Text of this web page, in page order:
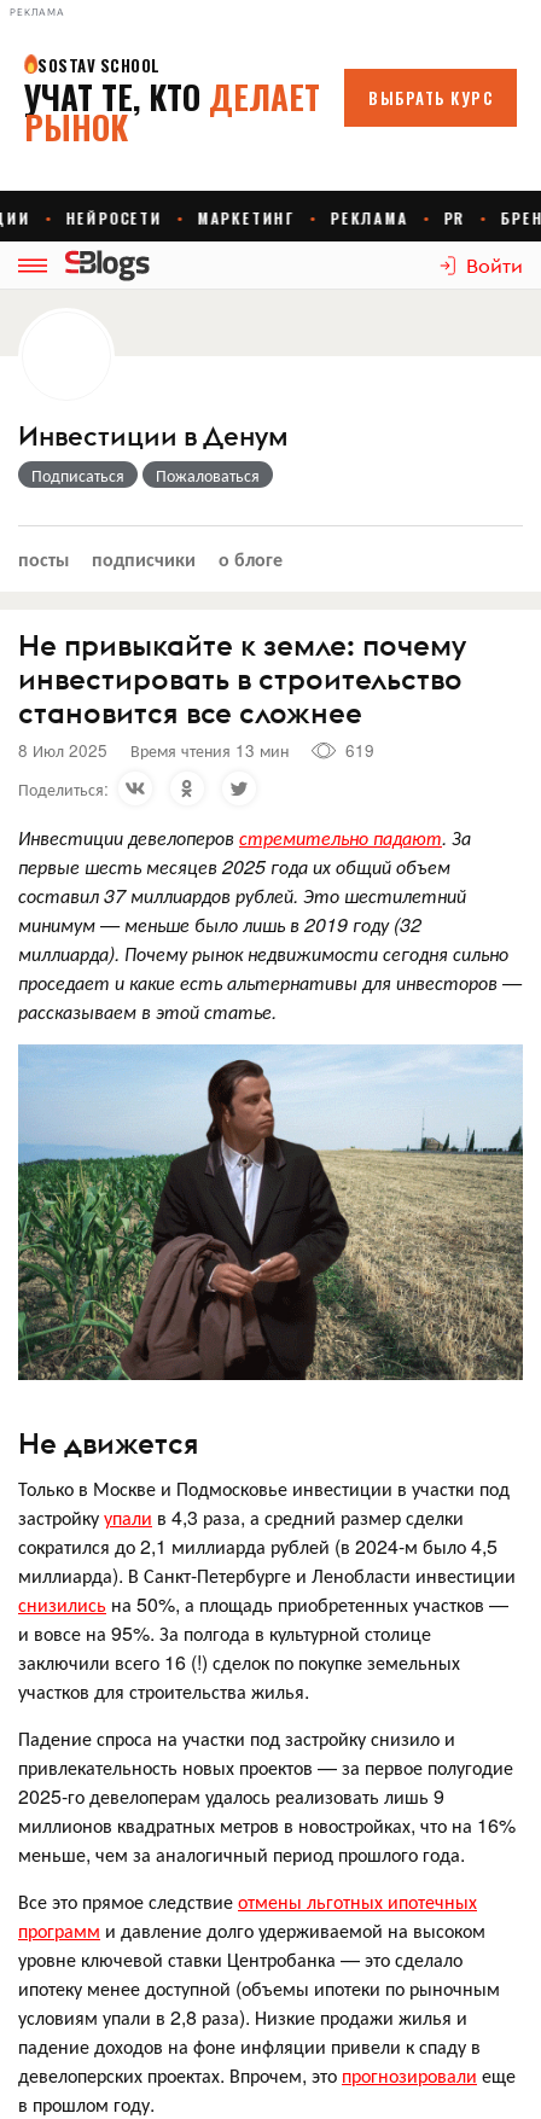
РЕКЛАМА
Войти
Инвестиции в Денум
Подписаться Пожаловаться
посты подписчики о блоге
Не привыкайте к земле: почему
инвестировать в строительство
становится все сложнее
8 Июл 2025 Время чтения 13 мин
619
Поделиться:
Инвестиции девелоперов стремительно падают. За
первые шесть месяцев 2025 года их общий объем
составил 37 миллиардов рублей. Это шестилетний
минимум — меньше было лишь в 2019 году (32
миллиарда). Почему рынок недвижимости сегодня сильно
проседает и какие есть альтернативы для инвесторов —
рассказываем в этой статье.
Не движется
Только в Москве и Подмосковье инвестиции в участки под
застройкуупали в 4,3 раза, а средний размер сделки
сократился до 2,1 миллиарда рублей (в 2024-м было 4,5
миллиарда). В Санкт-Петербурге и Ленобласти инвестиции
снизились на 50%, а площадь приобретенных участков —
и вовсе на 95%. За полгода в культурной столице
заключили всего 16 (!) сделок по покупке земельных
участков для строительства жилья.
Падение спроса на участки под застройку снизило и
привлекательность новых проектов — за первое полугодие
2025-го девелоперам удалось реализовать лишь 9
миллионов квадратных метров в новостройках, что на 16%
меньше, чем за аналогичный период прошлого года.
Все это прямое следствиеотмены льготных ипотечных
программ и давление долго удерживаемой на высоком
уровне ключевой ставки Центробанка — это сделало
ипотеку менее доступной (объемы ипотеки по рыночным
условиям упали в 2,8 раза). Низкие продажи жилья и
падение доходов на фоне инфляции привели к спаду в
девелоперских проектах. Впрочем, это прогнозировали еще
в прошлом году.